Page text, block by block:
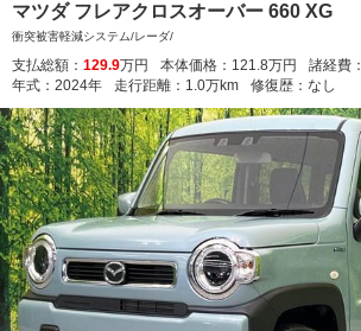
マツダ フレアクロスオーバー 660 XG
衝突被害軽減システム/レーダ/
支払総額： 129.9万円 本体価格： 121.8万円 諸経費：
年式： 2024年 走行距離： 1.0万km 修復歴： なし